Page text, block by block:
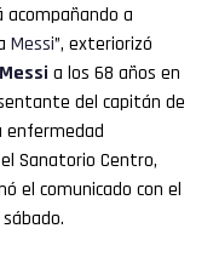
acompañando a
Messi”, exteriorizó
a los 68 años en
del capitán de
enfermedad
Sanatorio Centro,
el comunicado con el